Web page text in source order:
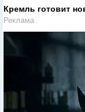
Кремль готовит
Реклама